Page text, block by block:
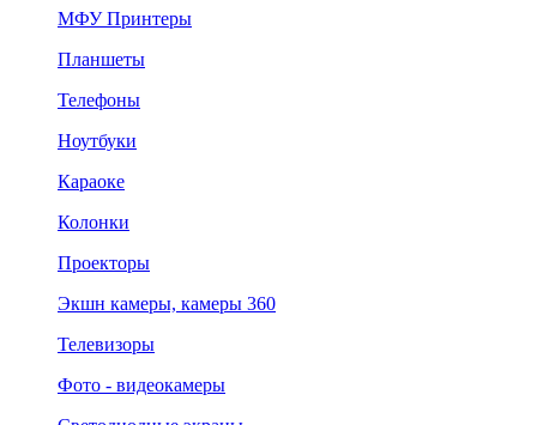
МФУ Принтеры
Планшеты
Телефоны
Ноутбуки
Караоке
Колонки
Проекторы
Экшн камеры, камеры 360
Телевизоры
Фото - видеокамеры